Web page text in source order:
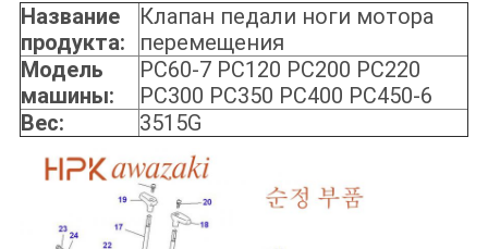
Название
продукта:
Клапан педали ноги мотора
перемещения
Модель
машины:
PC60-7 PC120 PC200 PC220
PC300 PC350 PC400 PC450-6
Вес:
3515G